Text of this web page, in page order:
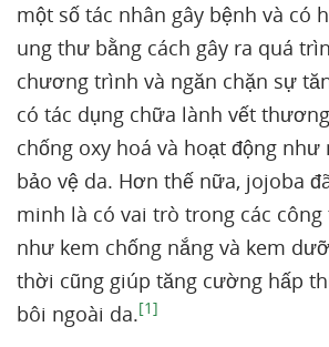
một số tác nhân gây bệnh và có
ung thư bằng cách gây ra quá
chương trình và ngăn chặn sự
có tác dụng chữa lành vết
chống oxy hoá và hoạt động như
bảo vệ da. Hơn thế nữa, jojoba
minh là có vai trò trong các
như kem chống nắng và kem
thời cũng giúp tăng cường hấp
bôi ngoài da.[1]